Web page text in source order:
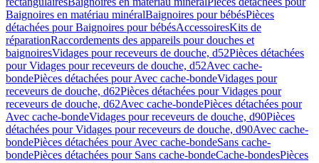
Baignoires en matériau minéralBaignoires pour bébésPièces
détachées pour Baignoires pour bébésAccessoiresKits de
réparationRaccordements des appareils pour douches et
baignoiresVidages pour receveurs de douche, d52Pièces détachées
pour Vidages pour receveurs de douche, d52Avec cache-
bondePièces détachées pour Avec cache-bondeVidages pour
receveurs de douche, d62Pièces détachées pour Vidages pour
receveurs de douche, d62Avec cache-bondePièces détachées pour
Avec cache-bondeVidages pour receveurs de douche, d90Pièces
détachées pour Vidages pour receveurs de douche, d90Avec cache-
bondePièces détachées pour Avec cache-bondeSans cache-
bondePièces détachées pour Sans cache-bondeCache-bondesPièces